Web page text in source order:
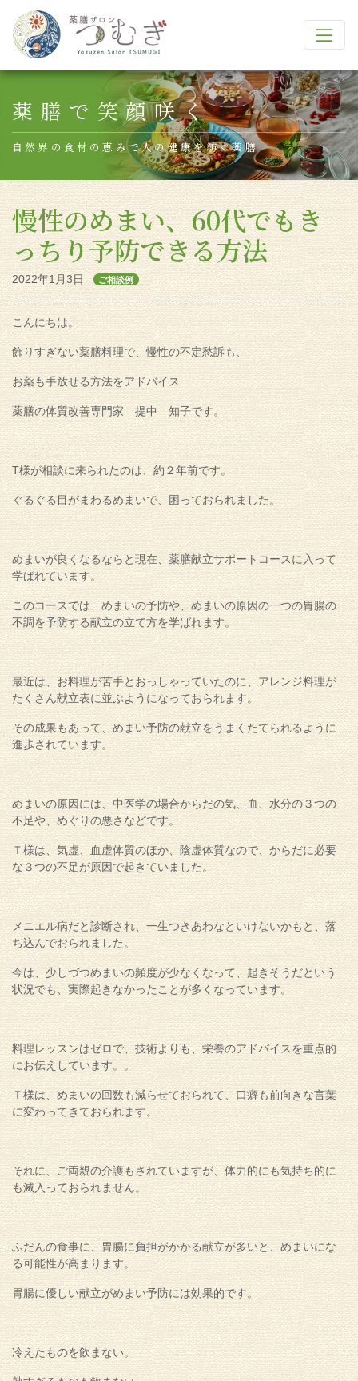
Main Navigation
薬膳で笑顔咲く
自然界の食材の恵みで人の健康を紡ぐ薬膳
慢性のめまい、60代でもき
っちり予防できる方法
2022年1月3日 ご相談例
こんにちは。
飾りすぎない薬膳料理で、慢性の不定愁訴も、
お薬も手放せる方法をアドバイス
薬膳の体質改善専門家 提中 知子です。
T様が相談に来られたのは、約２年前です。
ぐるぐる目がまわるめまいで、困っておられました。
めまいが良くなるならと現在、薬膳献立サポートコースに入って
学ばれています。
このコースでは、めまいの予防や、めまいの原因の一つの胃腸の
不調を予防する献立の立て方を学ばれます。
最近は、お料理が苦手とおっしゃっていたのに、アレンジ料理が
たくさん献立表に並ぶようになっておられます。
その成果もあって、めまい予防の献立をうまくたてられるように
進歩されています。
めまいの原因には、中医学の場合からだの気、血、水分の３つの
不足や、めぐりの悪さなどです。
Ｔ様は、気虚、血虚体質のほか、陰虚体質なので、からだに必要
な３つの不足が原因で起きていました。
メニエル病だと診断され、一生つきあわなといけないかもと、落
ち込んでおられました。
今は、少しづつめまいの頻度が少なくなって、起きそうだという
状況でも、実際起きなかったことが多くなっています。
料理レッスンはゼロで、技術よりも、栄養のアドバイスを重点的
にお伝えしています。。
Ｔ様は、めまいの回数も減らせておられて、口癖も前向きな言葉
に変わってきておられます。
それに、ご両親の介護もされていますが、体力的にも気持ち的に
も滅入っておられません。
ふだんの食事に、胃腸に負担がかかる献立が多いと、めまいにな
る可能性が高まります。
胃腸に優しい献立がめまい予防には効果的です。
冷えたものを飲まない。